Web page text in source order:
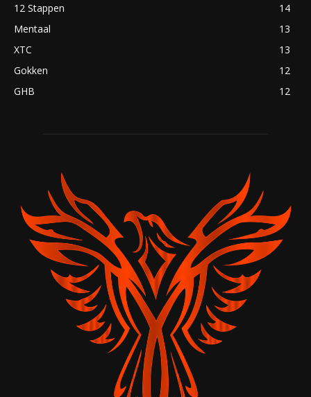
12 Stappen
14
Mentaal
13
XTC
13
Gokken
12
GHB
12